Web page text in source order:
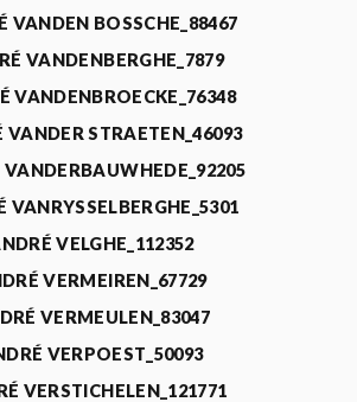
VANDEN BOSSCHE_88467
VANDENBERGHE_7879
VANDENBROECKE_76348
VANDER STRAETEN_46093
VANDERBAUWHEDE_92205
VANRYSSELBERGHE_5301
VELGHE_112352
VERMEIREN_67729
VERMEULEN_83047
VERPOEST_50093
VERSTICHELEN_121771